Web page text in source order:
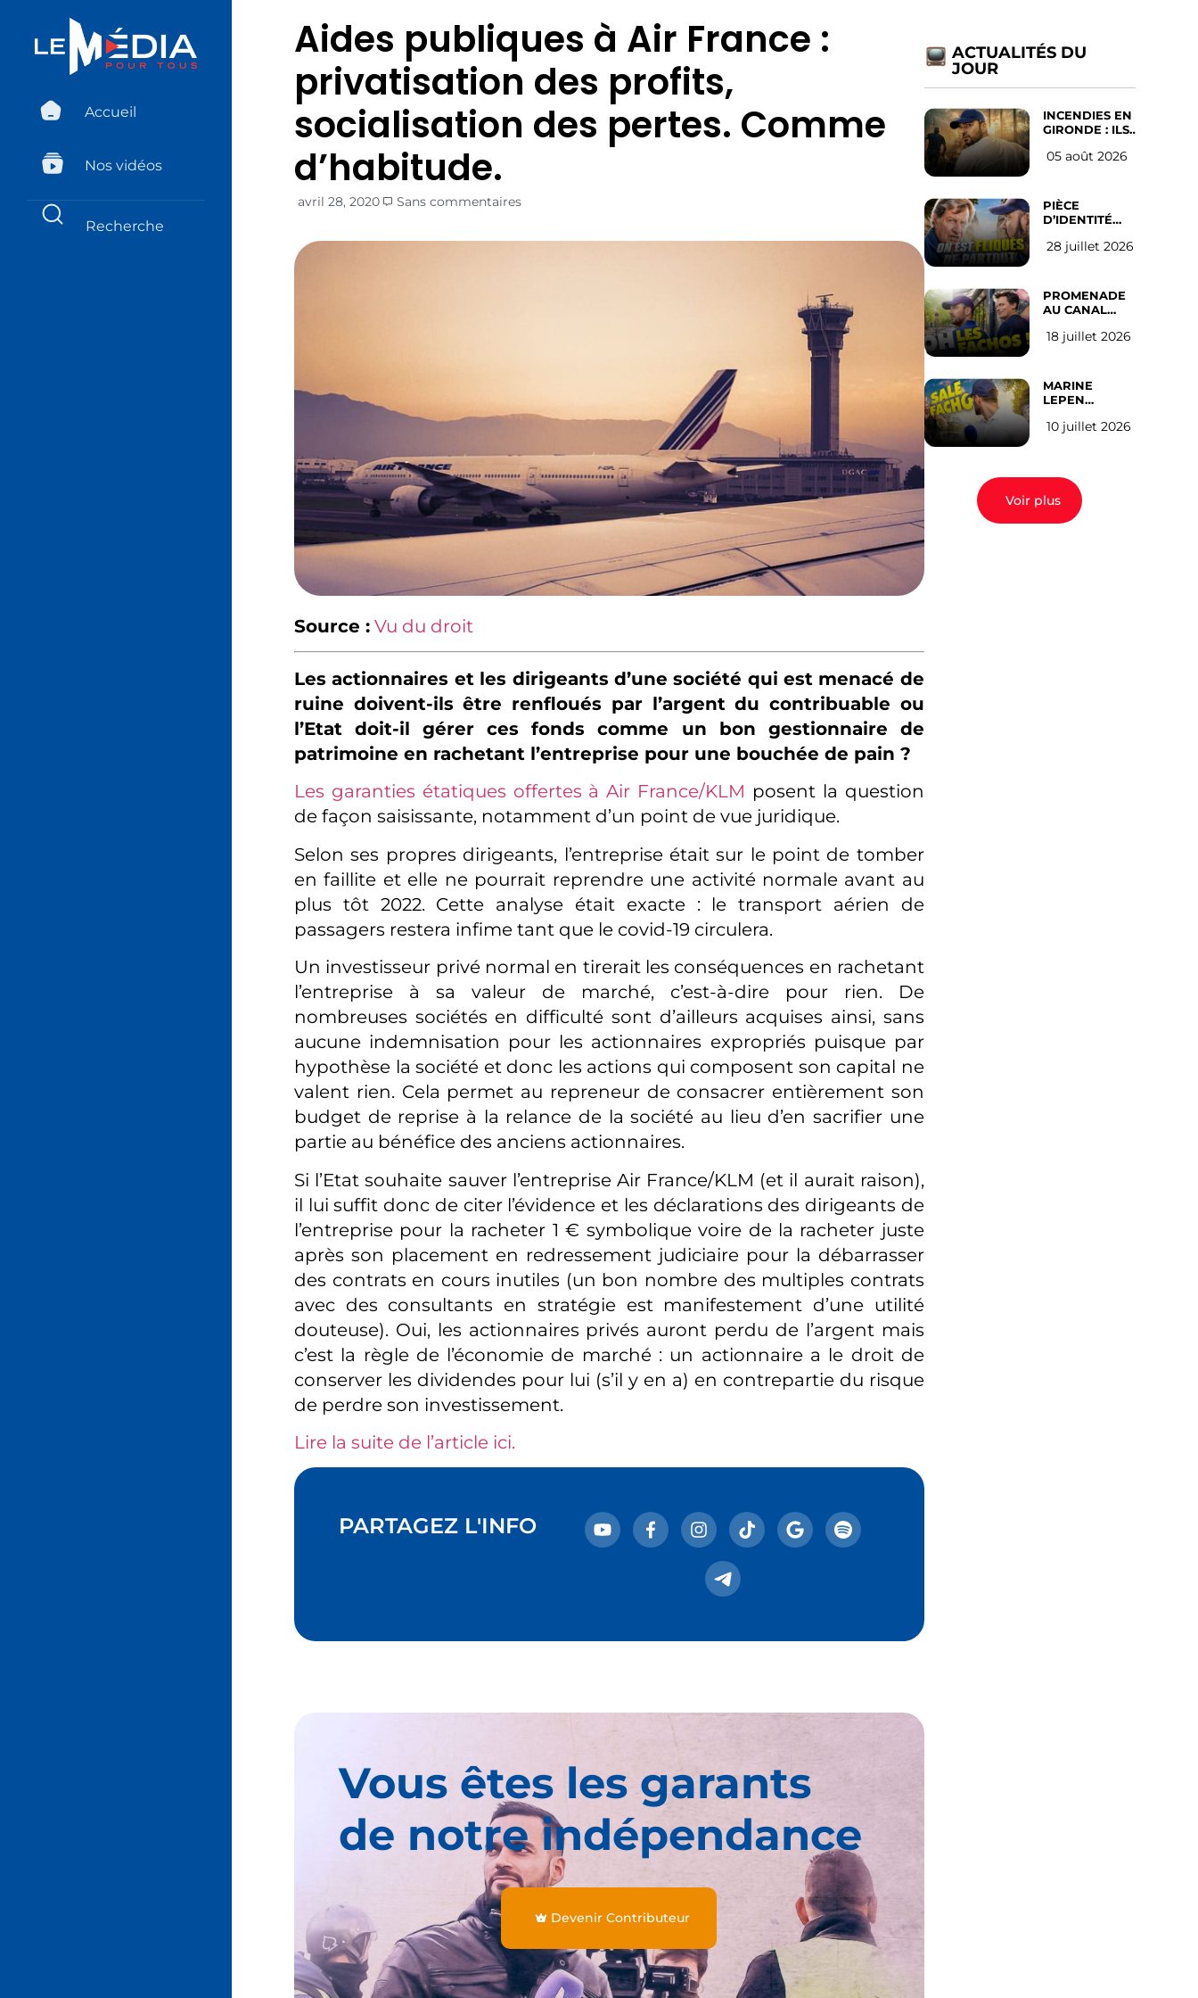
Accueil
Nos vidéos
Aides publiques à Air France :
privatisation des profits,
socialisation des pertes. Comme
d’habitude.
avril 28, 2020 Sans commentaires
Source : Vu du droit
Les actionnaires et les dirigeants d’une société qui est menacé de
ruine doivent-ils être renfloués par l’argent du contribuable ou
l’Etat doit-il gérer ces fonds comme un bon gestionnaire de
patrimoine en rachetant l’entreprise pour une bouchée de pain ?
Les garanties étatiques offertes à Air France/KLM posent la question
de façon saisissante, notamment d’un point de vue juridique.
Selon ses propres dirigeants, l’entreprise était sur le point de tomber
en faillite et elle ne pourrait reprendre une activité normale avant au
plus tôt 2022. Cette analyse était exacte : le transport aérien de
passagers restera infime tant que le covid-19 circulera.
Un investisseur privé normal en tirerait les conséquences en rachetant
l’entreprise à sa valeur de marché, c’est-à-dire pour rien. De
nombreuses sociétés en difficulté sont d’ailleurs acquises ainsi, sans
aucune indemnisation pour les actionnaires expropriés puisque par
hypothèse la société et donc les actions qui composent son capital ne
valent rien. Cela permet au repreneur de consacrer entièrement son
budget de reprise à la relance de la société au lieu d’en sacrifier une
partie au bénéfice des anciens actionnaires.
Si l’Etat souhaite sauver l’entreprise Air France/KLM (et il aurait raison),
il lui suffit donc de citer l’évidence et les déclarations des dirigeants de
l’entreprise pour la racheter 1 € symbolique voire de la racheter juste
après son placement en redressement judiciaire pour la débarrasser
des contrats en cours inutiles (un bon nombre des multiples contrats
avec des consultants en stratégie est manifestement d’une utilité
douteuse). Oui, les actionnaires privés auront perdu de l’argent mais
c’est la règle de l’économie de marché : un actionnaire a le droit de
conserver les dividendes pour lui (s’il y en a) en contrepartie du risque
de perdre son investissement.
Lire la suite de l’article ici.
PARTAGEZ L'INFO
Vous êtes les garants
de notre indépendance
Devenir Contributeur
ACTUALITÉS DU
JOUR
INCENDIES EN
GIRONDE : ILS
D’ABANDONNER
05 août 2026
PIÈCE
D’IDENTITÉ
SUR LES
l’avis des
Français
28 juillet 2026
PROMENADE
AU CANAL
(les gauchistes
18 juillet 2026
MARINE
LEPEN
EN 2027 : l’avis
10 juillet 2026
Voir plus